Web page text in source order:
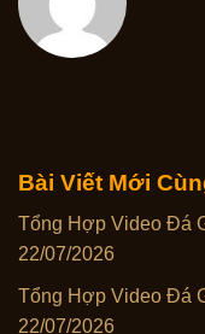
Bài Viết Mới
Tổng Hợp Video Đá
22/07/2026
Tổng Hợp Video Đá
22/07/2026